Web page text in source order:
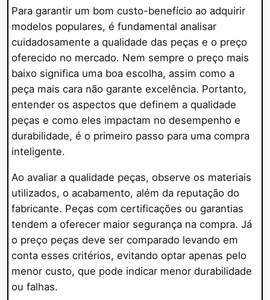
Para garantir um bom custo-benefício ao adquirir
modelos populares, é fundamental analisar
cuidadosamente a qualidade das peças e o preço
oferecido no mercado. Nem sempre o preço mais
baixo significa uma boa escolha, assim como a
peça mais cara não garante excelência. Portanto,
entender os aspectos que definem a qualidade
peças e como eles impactam no desempenho e
durabilidade, é o primeiro passo para uma compra
inteligente.
Ao avaliar a qualidade peças, observe os materiais
utilizados, o acabamento, além da reputação do
fabricante. Peças com certificações ou garantias
tendem a oferecer maior segurança na compra. Já
o preço peças deve ser comparado levando em
conta esses critérios, evitando optar apenas pelo
menor custo, que pode indicar menor durabilidade
ou falhas.